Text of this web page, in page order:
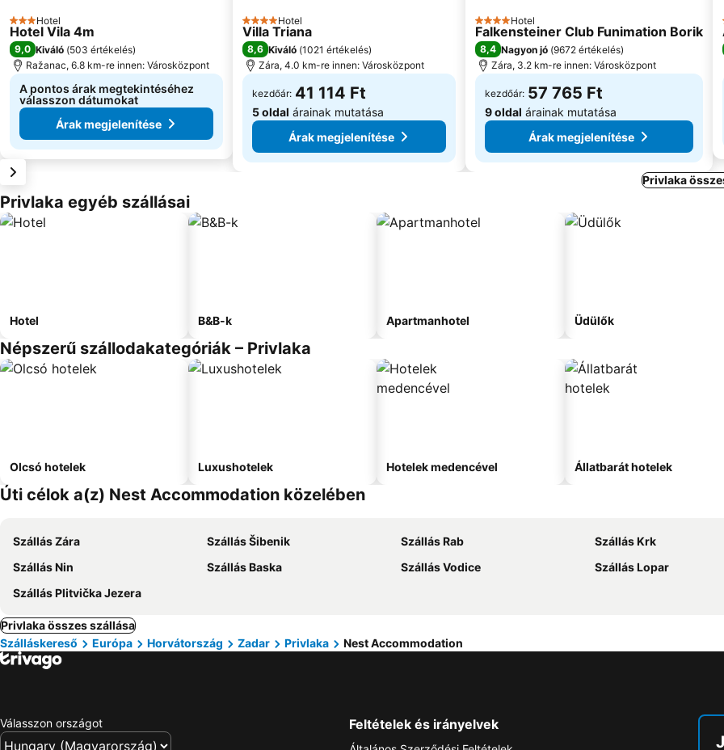
3 Kategória
Hotel
Hotel Vila 4m
9,0 Kiváló (503 értékelés)
Ražanac, 6.8 km-re innen: Városközpont
A pontos árak megtekintéséhez
válasszon dátumokat
Árak megjelenítése
4 Kategória
Hotel
Villa Triana
8,6 Kiváló (1021 értékelés)
Zára, 4.0 km-re innen: Városközpont
kezdőár: 41 114 Ft
5 oldal árainak mutatása
Árak megjelenítése
4 Kategória
Hotel
Falkensteiner Club Funimation Borik
8,4 Nagyon jó (9672 értékelés)
Zára, 3.2 km-re innen: Városközpont
kezdőár: 57 765 Ft
9 oldal árainak mutatása
Árak megjelenítése
Privlaka
Privlaka egyéb szállásai
Hotel B&B-k Apartmanhotel Üdülők
Népszerű szállodakategóriák – Privlaka
Olcsó hotelek Luxushotelek Hotelek medencével Állatbarát hotelek
Úti célok a(z) Nest Accommodation közelében
Szállás Zára Szállás Šibenik Szállás Rab
Szállás Krk
Szállás Nin
Szállás Baska Szállás Vodice
Szállás Lopar
Szállás Plitvička Jezera
Privlaka összes szállása
Szálláskereső
Európa Horvátország Zadar Privlaka Nest Accommodation
Válasszon országot Feltételek és irányelvek